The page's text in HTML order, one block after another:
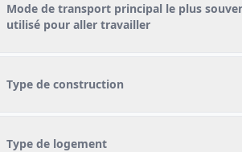
Mode de transport principal le plus
utilisé pour aller travailler
Type de construction
Type de logement